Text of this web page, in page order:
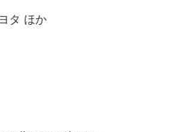
タ ほか